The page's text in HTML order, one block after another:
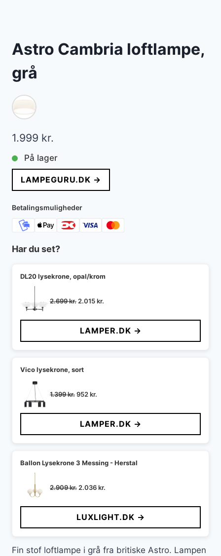
Astro Cambria loftlampe,
grå
1.999 kr.
På lager
LAMPEGURU.DK →
Betalingsmuligheder
Har du set?
DL20 lysekrone, opal/krom
2.699kr. Den
pris
var:
2.699 kr..
2.015kr.
pris
er:
2.015 kr..
LAMPER.DK →
Vico lysekrone, sort
1.399kr.Den
pris
var:
1.399 kr..
952kr.
pris
er:
952 kr..
LAMPER.DK →
Ballon Lysekrone 3 Messing - Herstal
2.909kr. Den
pris
var:
2.909 kr..
2.036kr.
pris
er:
2.036 kr..
LUXLIGHT.DK →
Fin stof loftlampe i grå fra britiske Astro. Lampen